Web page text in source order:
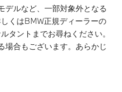
デルなど、一部対象外となる
くはBMW正規ディーラーの
タントまでお尋ねください。
場合もございます。あらかじ